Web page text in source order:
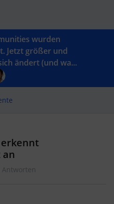
wurden
Jetzt größer und
ändert (und wa...
Antworten